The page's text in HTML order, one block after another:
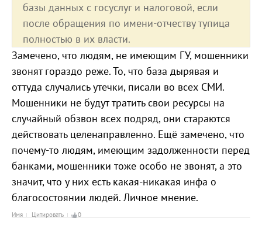
базы данных с госуслуг и налоговой, если
после обращения по имени-отчеству тупица
полностью в их власти.
Замечено, что людям, не имеющим ГУ, мошенники
звонят гораздо реже. То, что база дырявая и
оттуда случались утечки, писали во всех СМИ.
Мошенники не будут тратить свои ресурсы на
случайный обзвон всех подряд, они стараются
действовать целенаправленно. Ещё замечено, что
почему-то людям, имеющим задолженности перед
банками, мошенники тоже особо не звонят, а это
значит, что у них есть какая-никакая инфа о
благосостоянии людей. Личное мнение.
Имя Цитировать 0